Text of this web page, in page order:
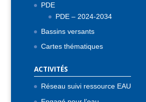
PDE
PDE – 2024-2034
Bassins versants
Cartes thématiques
ACTIVITÉS
Réseau suivi ressource EAU